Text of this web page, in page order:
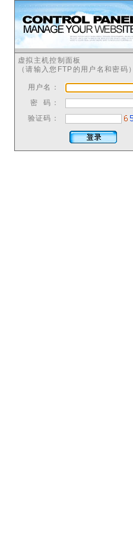
虚拟主机控制面板
（请输入您FTP的用户名和密码）
用户名：
密 码：
验证码：